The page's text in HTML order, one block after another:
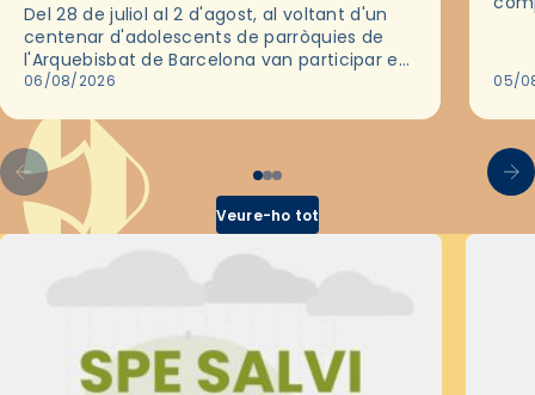
Del 28 de juliol al 2 d'agost, al voltant d'un
centenar d'adolescents de parròquies de
l'Arquebisbat de Barcelona van participar en
les convivències Be Apostle, organitzades
06/08/2026 05/
Veure-ho tot